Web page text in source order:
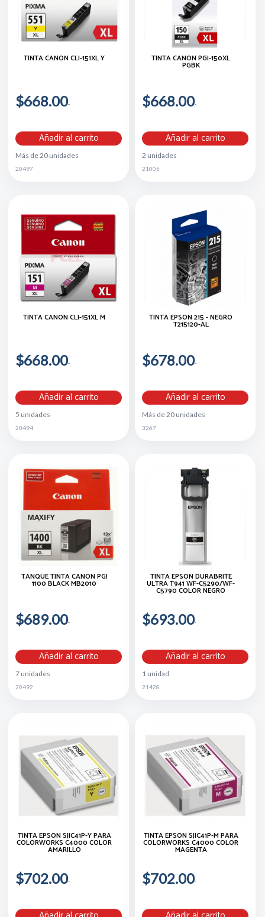
TINTA CANON CLI-151XL Y
$668.00
Añadir al carrito
Más de 20 unidades
20497
TINTA CANON PGI-150XL
PGBK
$668.00
Añadir al carrito
2 unidades
21005
TINTA CANON CLI-151XL M
$668.00
Añadir al carrito
5 unidades
20494
TINTA EPSON 215 - NEGRO
T215120-AL
$678.00
Añadir al carrito
Más de 20 unidades
3267
TANQUE TINTA CANON PGI
1100 BLACK MB2010
$689.00
Añadir al carrito
7 unidades
20492
TINTA EPSON DURABRITE
ULTRA T941 WF-C5290/WF-
C5790 COLOR NEGRO
$693.00
Añadir al carrito
1 unidad
21428
TINTA EPSON SJIC41P-Y PARA
COLORWORKS C4000 COLOR
AMARILLO
$702.00
TINTA EPSON SJIC41P-M PARA
COLORWORKS C4000 COLOR
MAGENTA
$702.00